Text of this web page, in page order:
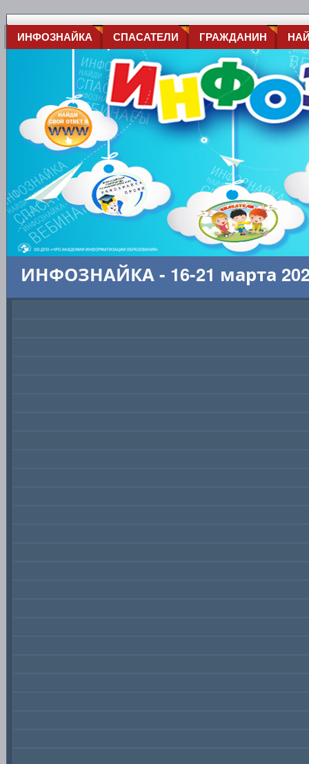
ИНФОЗНАЙКА СПАСАТЕЛИ ГРАЖДАНИН
ИНФОЗНАЙКА - 16-21 марта